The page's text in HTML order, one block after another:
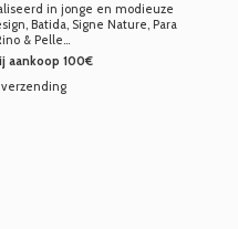
in jonge en modieuze
Batida, Signe Nature, Para
& Pelle...
aankoop 100€